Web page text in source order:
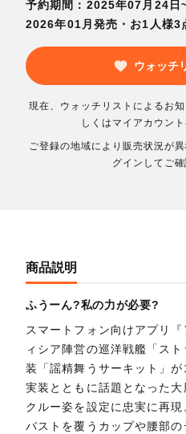
予約期間：2025年07月24
2026年01月発売・お1人様3
ウォッチ
現在、ウォッチリストによるお
しくはマイアカウン
ご登録の地域により販売状況が
グインしてご確
商品説明
ふうーん?私の力が必要?
スマートフォン向けアプリ
ィシア陣営の巡洋戦艦「ス
装「謡精舞うサーキット」が
実装とともに話題となった
クルー姿を設定に忠実に再現
バストを覆うカップや腰部